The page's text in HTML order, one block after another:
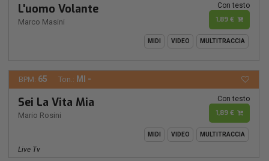
L'uomo Volante
Marco Masini
Con testo
1,89 €
MIDI VIDEO MULTITRACCIA
BPM: 65 Ton.: MI -
Sei La Vita Mia
Mario Rosini
Con testo
1,89 €
MIDI VIDEO MULTITRACCIA
Live Tv